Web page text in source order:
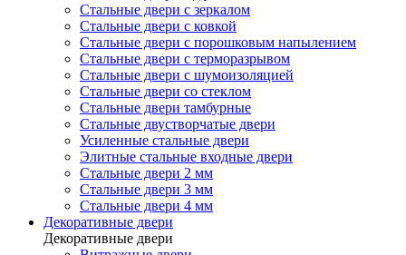
Стальные двери с зеркалом
Стальные двери с ковкой
Стальные двери с порошковым напылением
Стальные двери с терморазрывом
Стальные двери с шумоизоляцией
Стальные двери со стеклом
Стальные двери тамбурные
Стальные двустворчатые двери
Усиленные стальные двери
Элитные стальные входные двери
Стальные двери 2 мм
Стальные двери 3 мм
Стальные двери 4 мм
Декоративные двери
Декоративные двери